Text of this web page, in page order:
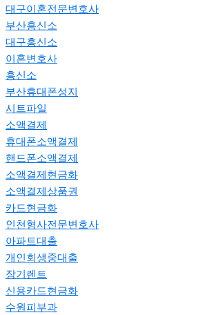
대구이혼전문변호사
부산흥신소
대구흥신소
이혼변호사
흥신소
부산휴대폰성지
시트파일
소액결제
휴대폰소액결제
핸드폰소액결제
소액결제현금화
소액결제상품권
카드현금화
인천형사전문변호사
아파트대출
개인회생중대출
장기렌트
신용카드현금화
수원피부과